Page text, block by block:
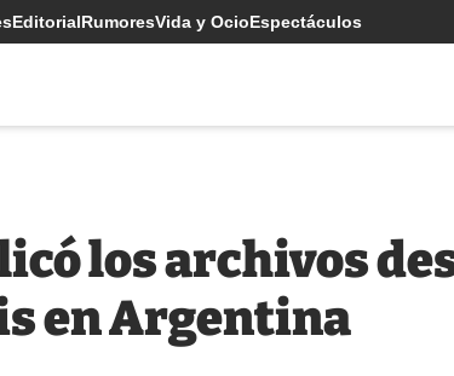
EditorialRumoresVida y OcioEspectáculos
los archivos
en Argentina